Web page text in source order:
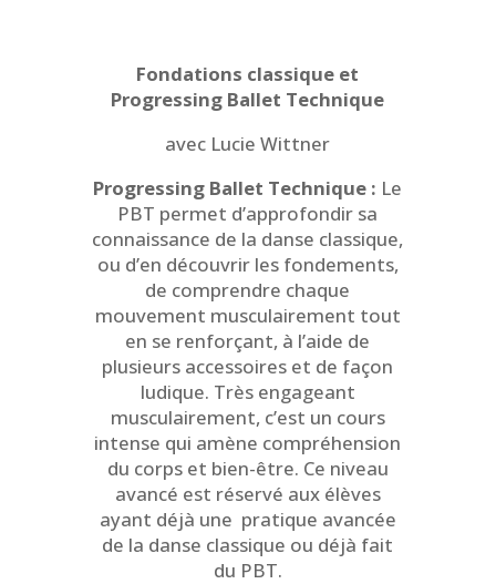
Fondations classique et
Progressing Ballet Technique
avec Lucie Wittner
Progressing Ballet Technique : Le
PBT permet d’approfondir sa
connaissance de la danse classique,
ou d’en découvrir les fondements,
de comprendre chaque
mouvement musculairement tout
en se renforçant, à l’aide de
plusieurs accessoires et de façon
ludique. Très engageant
musculairement, c’est un cours
intense qui amène compréhension
du corps et bien-être. Ce niveau
avancé est réservé aux élèves
ayant déjà une pratique avancée
de la danse classique ou déjà fait
du PBT.